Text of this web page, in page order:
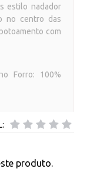
estilo nadador
no centro das
com
Forro: 100%
produto.